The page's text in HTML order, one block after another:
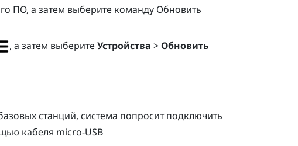
ПО, а затем выберите команду Обновить
, а затем выберитеУстройства >Обновить
станций, система попросит подключить
кабеля micro-USB